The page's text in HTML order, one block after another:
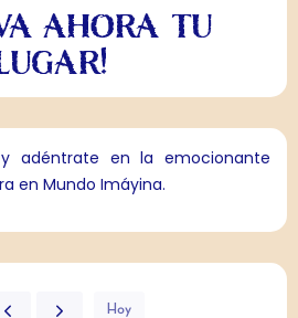
ahora tu
adéntrate en la emocionante
en Mundo Imáyina.
Hoy